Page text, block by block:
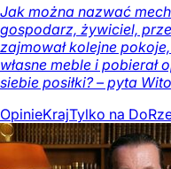
Jak można nazwać
gospodarz, żywiciel,
zajmował kolejne
własne meble i
siebie posiłki? – pyta
OpinieKrajTylko na